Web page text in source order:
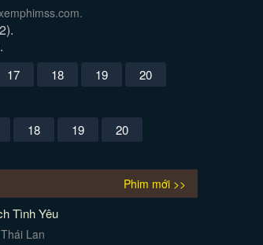
17 18 19
20
18 19
20
Phim mới >>
Tình Yêu
Lan